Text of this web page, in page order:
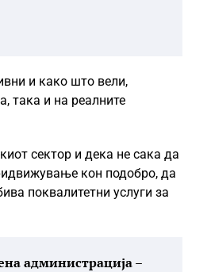
и како што вели,
така и на реалните
сектор и дека не сака да
кон подобро, да
поквалитетни услуги за
администрација –